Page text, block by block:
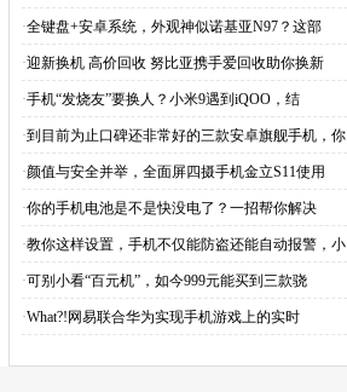
·全键盘+安卓系统，外观神似诺基亚N97？这部
·迎新换机 高价回收 努比亚携手爱回收助你换新
·手机“发烧友”要换人？小米9遇到iQOO，结
·到目前为止口碑还非常好的三款安卓旗舰手机，你
·颜值与安全并举，全面屏四摄手机金立S11使用
·你的手机电池是不是快没电了？一招帮你解决
·教你这样设置，手机不仅能防盗还能自动报警，小
·可别小看“百元机”，如今999元能买到三款骁
·What?!网易联合华为实现手机游戏上的实时